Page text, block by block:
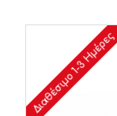
Διαθέσιμο 1-3 Ημέρες